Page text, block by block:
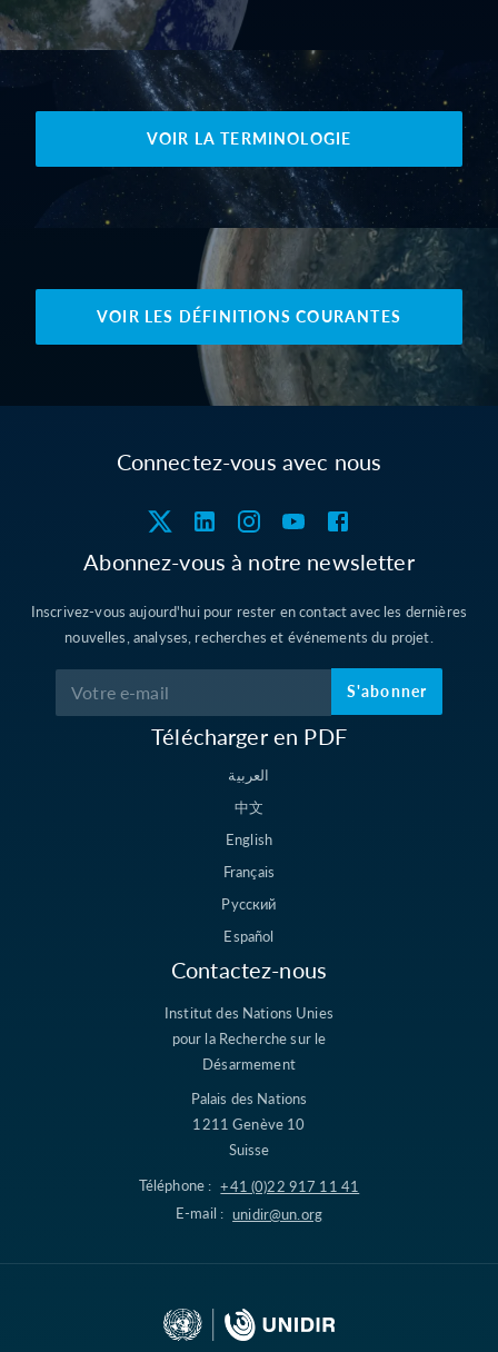
VOIR LA TERMINOLOGIE
VOIR LES DÉFINITIONS COURANTES
Connectez-vous avec nous
Abonnez-vous à notre newsletter
Inscrivez-vous aujourd'hui pour rester en contact avec les dernières
nouvelles, analyses, recherches et événements du projet.
S'abonner
Télécharger en PDF
العربية
中文
English
Français
Русский
Español
Contactez-nous
Institut des Nations Unies
pour la Recherche sur le
Désarmement
Palais des Nations
1211 Genève 10
Suisse
Téléphone : +41 (0)22 917 11 41
E-mail : unidir@un.org